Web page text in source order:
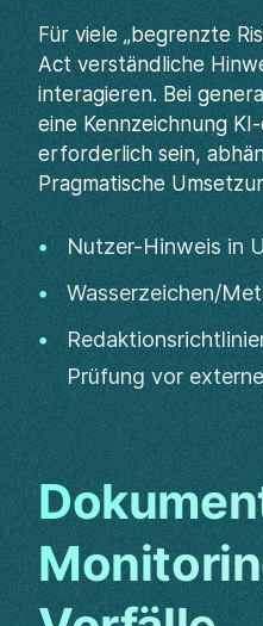
Für viele „begrenzte
Act verständliche
interagieren. Bei
eine Kennzeichnung
erforderlich sein,
Pragmatische
Nutzer-Hinweis in
Wasserzeichen/
Prüfung vor